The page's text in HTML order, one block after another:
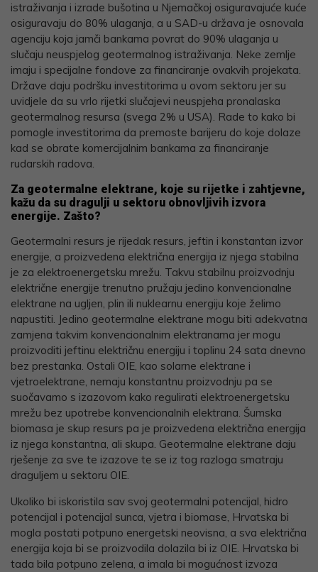
istraživanja i izrade bušotina u Njemačkoj osiguravajuće kuće
osiguravaju do 80% ulaganja, a u SAD-u država je osnovala
agenciju koja jamči bankama povrat do 90% ulaganja u
slučaju neuspjelog geotermalnog istraživanja. Neke zemlje
imaju i specijalne fondove za financiranje ovakvih projekata.
Države daju podršku investitorima u ovom sektoru jer su
uvidjele da su vrlo rijetki slučajevi neuspjeha pronalaska
geotermalnog resursa (svega 2% u USA). Rade to kako bi
pomogle investitorima da premoste barijeru do koje dolaze
kad se obrate komercijalnim bankama za financiranje
rudarskih radova.
Za geotermalne elektrane, koje su rijetke i zahtjevne,
kažu da su dragulji u sektoru obnovljivih izvora
energije. Zašto?
Geotermalni resurs je rijedak resurs, jeftin i konstantan izvor
energije, a proizvedena električna energija iz njega stabilna
je za elektroenergetsku mrežu. Takvu stabilnu proizvodnju
električne energije trenutno pružaju jedino konvencionalne
elektrane na ugljen, plin ili nuklearnu energiju koje želimo
napustiti. Jedino geotermalne elektrane mogu biti adekvatna
zamjena takvim konvencionalnim elektranama jer mogu
proizvoditi jeftinu električnu energiju i toplinu 24 sata dnevno
bez prestanka. Ostali OIE, kao solarne elektrane i
vjetroelektrane, nemaju konstantnu proizvodnju pa se
suočavamo s izazovom kako regulirati elektroenergetsku
mrežu bez upotrebe konvencionalnih elektrana. Šumska
biomasa je skup resurs pa je proizvedena električna energija
iz njega konstantna, ali skupa. Geotermalne elektrane daju
rješenje za sve te izazove te se iz tog razloga smatraju
draguljem u sektoru OIE.
Ukoliko bi iskoristila sav svoj geotermalni potencijal, hidro
potencijal i potencijal sunca, vjetra i biomase, Hrvatska bi
mogla postati potpuno energetski neovisna, a sva električna
energija koja bi se proizvodila dolazila bi iz OIE. Hrvatska bi
tada bila potpuno zelena, a imala bi mogućnost izvoza